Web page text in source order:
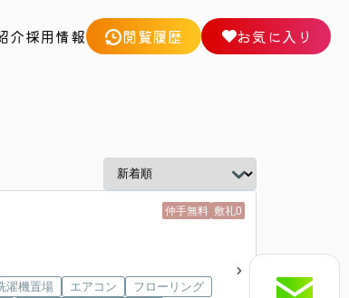
介採用情報 閲覧履歴 お気に入り
仲手無料 敷礼0
濯機置場 エアコン
フローリング